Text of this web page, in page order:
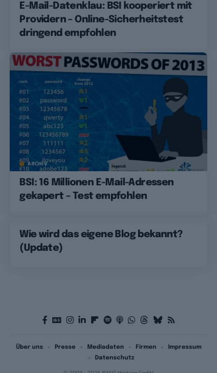
E-Mail-Datenklau: BSI kooperiert mit
Providern – Online-Sicherheitstest
dringend empfohlen
ARCHIV
BSI: 16 Millionen E-Mail-Adressen
gekapert – Test empfohlen
Wie wird das eigene Blog bekannt?
(Update)
Über uns Presse Mediadaten Firmen
Impressum
Datenschutz